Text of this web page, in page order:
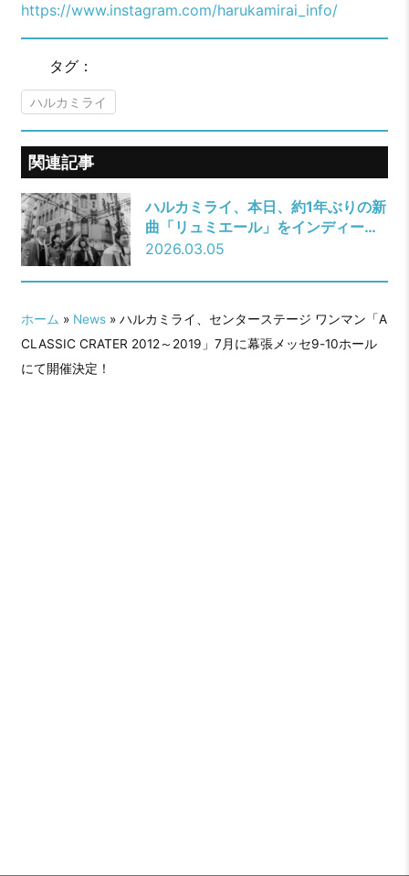
https://www.instagram.com/harukamirai_info/
タグ：
ハルカミライ
関連記事
ハルカミライ、本日、約1年ぶりの新
曲「リュミエール」をインディーズ
自主レーベル”AVAN”よりサプライズ
開！
2026.03.05
ホーム » News» ハルカミライ、センターステージ ワンマン「A
CLASSIC CRATER 2012～2019」7月に幕張メッセ9-10ホール
にて開催決定！